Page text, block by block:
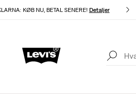
KØB NU, BETAL SENERE! Detaljer
+ ekstra 10% rabat*